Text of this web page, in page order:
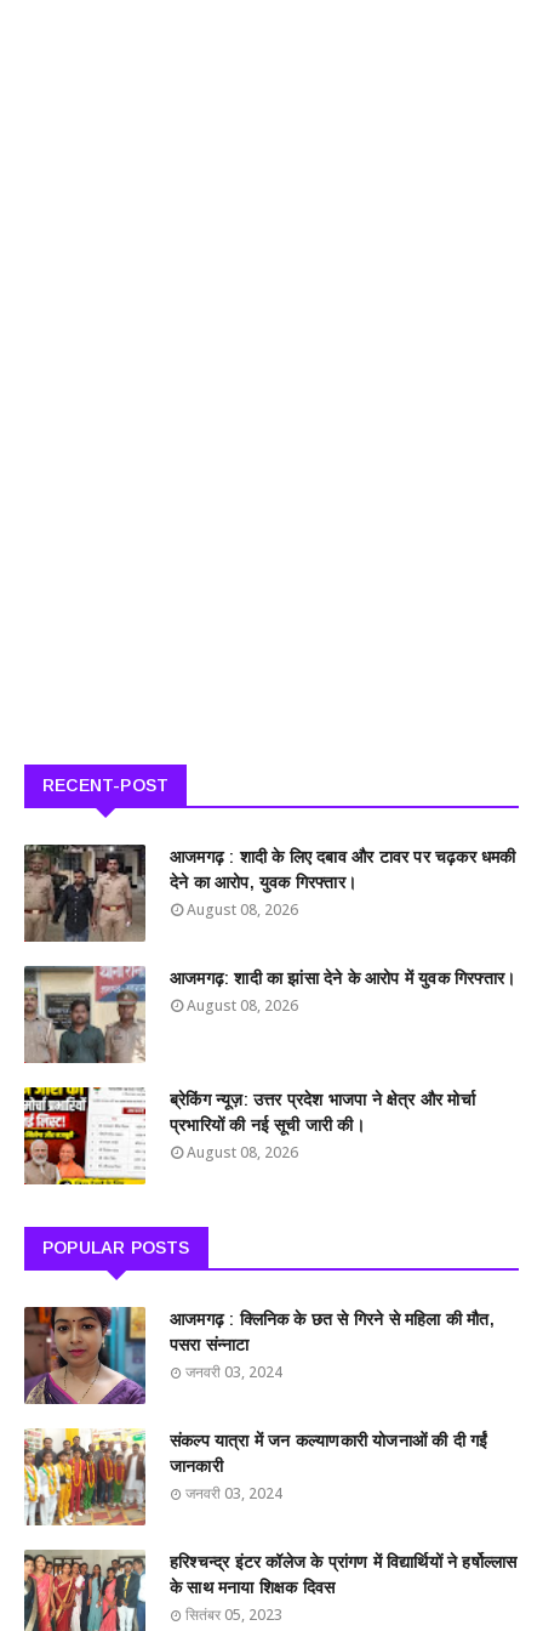
RECENT-POST
आजमगढ़ : शादी के लिए दबाव और टावर पर चढ़कर धमकी
देने का आरोप, युवक गिरफ्तार।
August 08, 2026
आजमगढ़: शादी का झांसा देने के आरोप में युवक गिरफ्तार।
August 08, 2026
ब्रेकिंग न्यूज़: उत्तर प्रदेश भाजपा ने क्षेत्र और मोर्चा
प्रभारियों की नई सूची जारी की।
August 08, 2026
POPULAR POSTS
आजमगढ़ : क्लिनिक के छत से गिरने से महिला की मौत,
पसरा संन्नाटा
जनवरी 03, 2024
संकल्प यात्रा में जन कल्याणकारी योजनाओं की दी गईं
जानकारी
जनवरी 03, 2024
हरिश्चन्द्र इंटर कॉलेज के प्रांगण में विद्यार्थियों ने हर्षोल्लास
के साथ मनाया शिक्षक दिवस
सितंबर 05, 2023